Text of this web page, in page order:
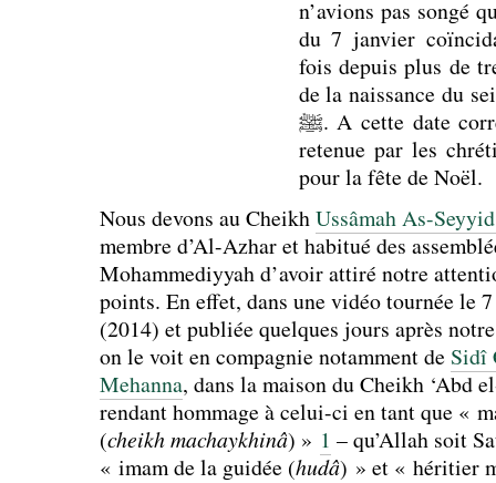
n’avions pas songé
du 7 janvier
fois depuis plus de
de la naissance du
ﷺ. A cette date correspond de plus celle
retenue par les
pour la fête de Noël.
Nous devons au CheikhUssâmah As-
membre d’Al-Azhar et habitué des
Mohammediyyah d’avoir attiré notre
points. En effet, dans une vidéo tournée le
(2014) et publiée quelques jours après
on le voit en compagnie notamment de Sidî
Mehanna, dans la maison du Cheikh ‘Abd
rendant hommage à celui-ci en tant que «
(cheikh machaykhinâ) » 1 – qu’Allah soit
« imam de la guidée (hudâ) » et « héritier